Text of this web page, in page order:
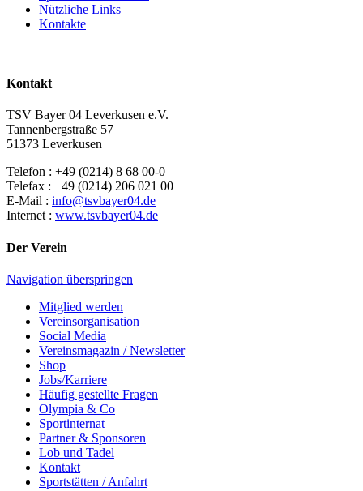
Nützliche Links
Kontakte
Kontakt
TSV Bayer 04 Leverkusen e.V.
Tannenbergstraße 57
51373 Leverkusen
Telefon : +49 (0214) 8 68 00-0
Telefax : +49 (0214) 206 021 00
E-Mail : info@tsvbayer04.de
Internet : www.tsvbayer04.de
Der Verein
Navigation überspringen
Mitglied werden
Vereinsorganisation
Social Media
Vereinsmagazin / Newsletter
Shop
Jobs/Karriere
Häufig gestellte Fragen
Olympia & Co
Sportinternat
Partner & Sponsoren
Lob und Tadel
Kontakt
Sportstätten / Anfahrt